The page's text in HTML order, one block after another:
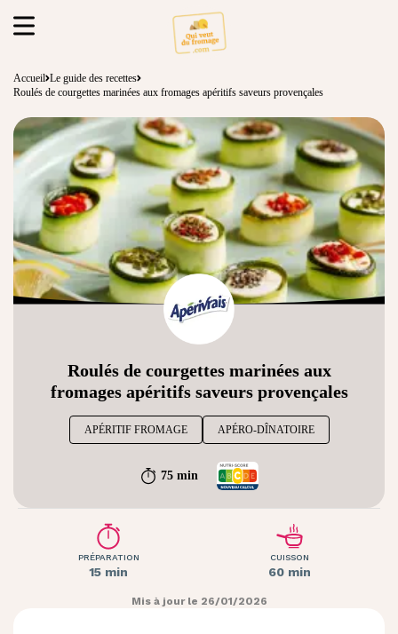
Accueil Le guide des recettes
Roulés de courgettes marinées aux fromages apéritifs saveurs provençales
Roulés de courgettes marinées aux
fromages apéritifs saveurs provençales
APÉRITIF FROMAGE APÉRO-DÎNATOIRE
75 min
PRÉPARATION
15 min
CUISSON
60 min
Mis à jour le 26/01/2026